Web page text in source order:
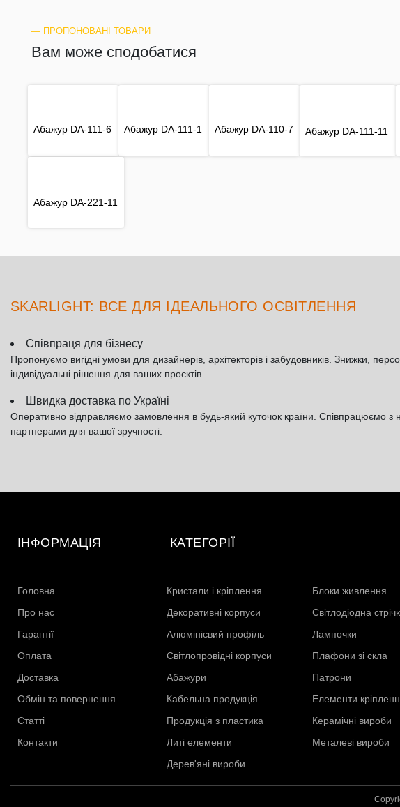
― ПРОПОНОВАНІ ТОВАРИ
Вам може сподобатися
Абажур DA-111-6 Абажур DA-111-1 Абажур DA-110-7 Абажур DA-111-11
Абажур DA-221-11
SKARLIGHT: ВСЕ ДЛЯ ІДЕАЛЬНОГО ОСВІТЛЕННЯ
Співпраця для бізнесу
Пропонуємо вигідні умови для дизайнерів, архітекторів і забудовників. Знижки,
індивідуальні рішення для ваших проєктів.
Швидка доставка по Україні
Оперативно відправляємо замовлення в будь-який куточок країни. Співпрацюємо з
партнерами для вашої зручності.
ІНФОРМАЦІЯ
Головна
Про нас
Гарантії
Оплата
Доставка
Обмін та повернення
Статті
Контакти
КАТЕГОРІЇ
Кристали і кріплення
Блоки живлення
Декоративні корпуси
Світлодіодна
Алюмінієвий профіль
Лампочки
Світлопровідні корпуси
Плафони зі скла
Абажури
Патрони
Кабельна продукція
Елементи
Продукція з пластика
Керамічні вироби
Литі елементи
Металеві вироби
Дерев'яні вироби